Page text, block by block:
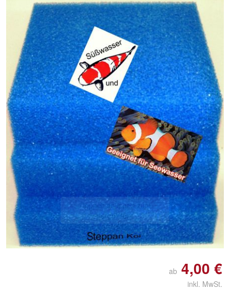
Doppelt antippen zum
vergrößern
ab 4,00 €
inkl. MwSt.